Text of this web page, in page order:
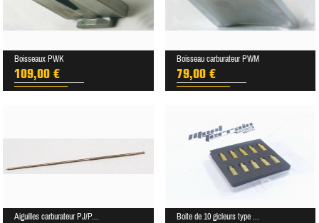
Boisseaux PWK
109,00 €
Boisseau carburateur PWM
79,00 €
Aiguilles carburateur PJ/P... Boite de 10 gicleurs type ...